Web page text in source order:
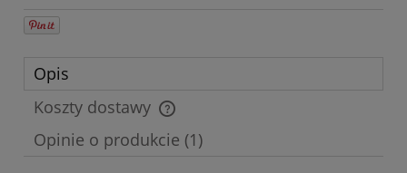
Opis
Koszty dostawy
Cena nie zawiera ewentualnych kosztów płatności
Opinie o produkcie (1)